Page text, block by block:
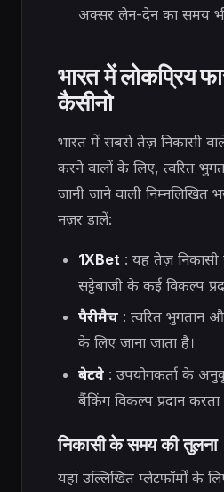
अक्सर लेन-देन का समय
भारत में लोकप्रिय
कैसीनो
भारत में सबसे तेज़ निकासी
करने वालों के लिए, त्वरित
जानी जाने वाली निम्नलिखित
नज़र डालें:
1XBet : यह तेज़
सट्टेबाजी के कई विकल्प
पैरीमैच: त्वरित भुगतान
के लिए जाना जाता है।
बेटवे: उपयोगकर्ता के
बैंकिंग विकल्प प्रदान करता
निकासी के समय की तुलना
यहां उल्लिखित प्लेटफॉर्मों के